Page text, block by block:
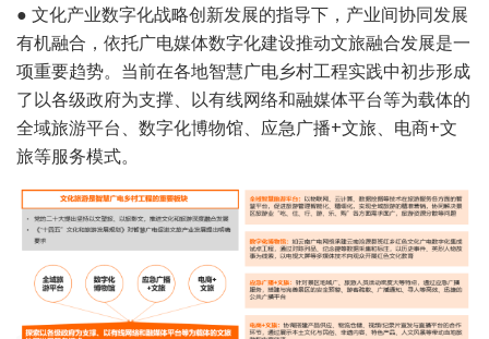
● 文化产业数字化战略创新发展的指导下，产业间协同发展
有机融合，依托广电媒体数字化建设推动文旅融合发展是一
项重要趋势。当前在各地智慧广电乡村工程实践中初步形成
了以各级政府为支撑、以有线网络和融媒体平台等为载体的
全域旅游平台、数字化博物馆、应急广播+文旅、电商+文
旅等服务模式。